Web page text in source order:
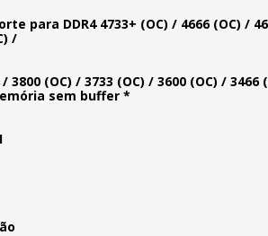
para DDR4 4733+ (OC) / 4666 (OC) /
/
3800 (OC) / 3733 (OC) / 3600 (OC) / 3466
sem buffer *